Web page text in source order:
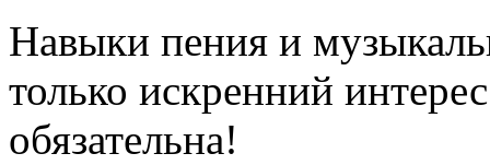
Навыки пения и
только искренний
обязательна!